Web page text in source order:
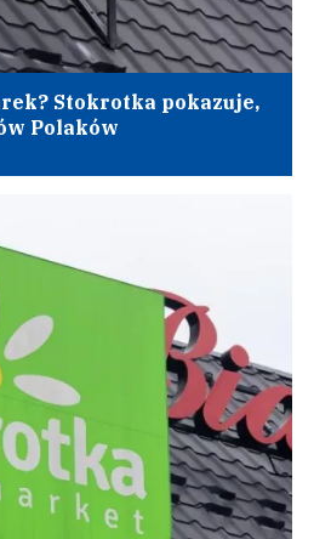
Stokrotka pokazuje,
Polaków